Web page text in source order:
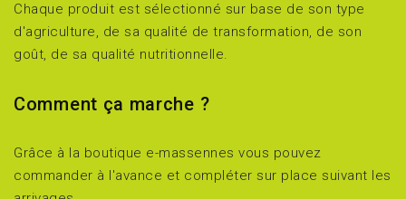
Chaque produit est sélectionné sur base de son type
d'agriculture, de sa qualité de transformation, de son
goût, de sa qualité nutritionnelle.
Comment ça marche ?
Grâce à la boutique e-massennes vous pouvez
commander à l'avance et compléter sur place suivant les